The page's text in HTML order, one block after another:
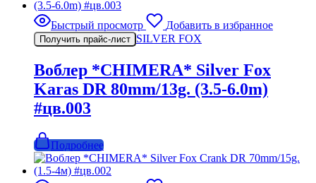
Быстрый просмотр Добавить в избранное
Получить прайс-лист SILVER FOX
Воблер *CHIMERA* Silver Fox
Karas DR 80mm/13g. (3.5-6.0m)
#цв.003
Подробнее